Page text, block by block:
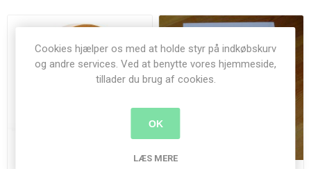
Cookies hjælper os med at holde styr på indkøbskurv
og andre services. Ved at benytte vores hjemmeside,
tillader du brug af cookies.
OK
LÆS MERE